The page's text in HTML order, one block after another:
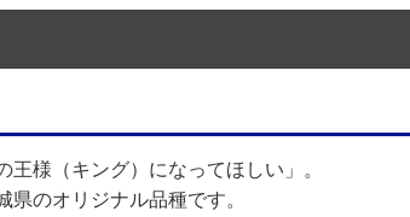
王様（キング）になってほしい」。
のオリジナル品種です。